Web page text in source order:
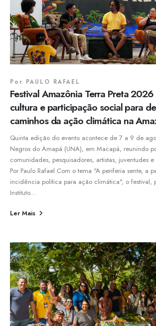
Por PAULO RAFAEL
Festival Amazônia Terra Preta
cultura e participação social para
caminhos da ação climática na
Quinta edição do evento acontece de 7 a 9 de
Negros do Amapá (UNA), em Macapá, reunindo
comunidades, pesquisadores, artistas, juventudes
Por Paulo Rafael Com o tema "A periferia sente, a
incidência política para ação climática", o festival,
Instituto...
Ler Mais